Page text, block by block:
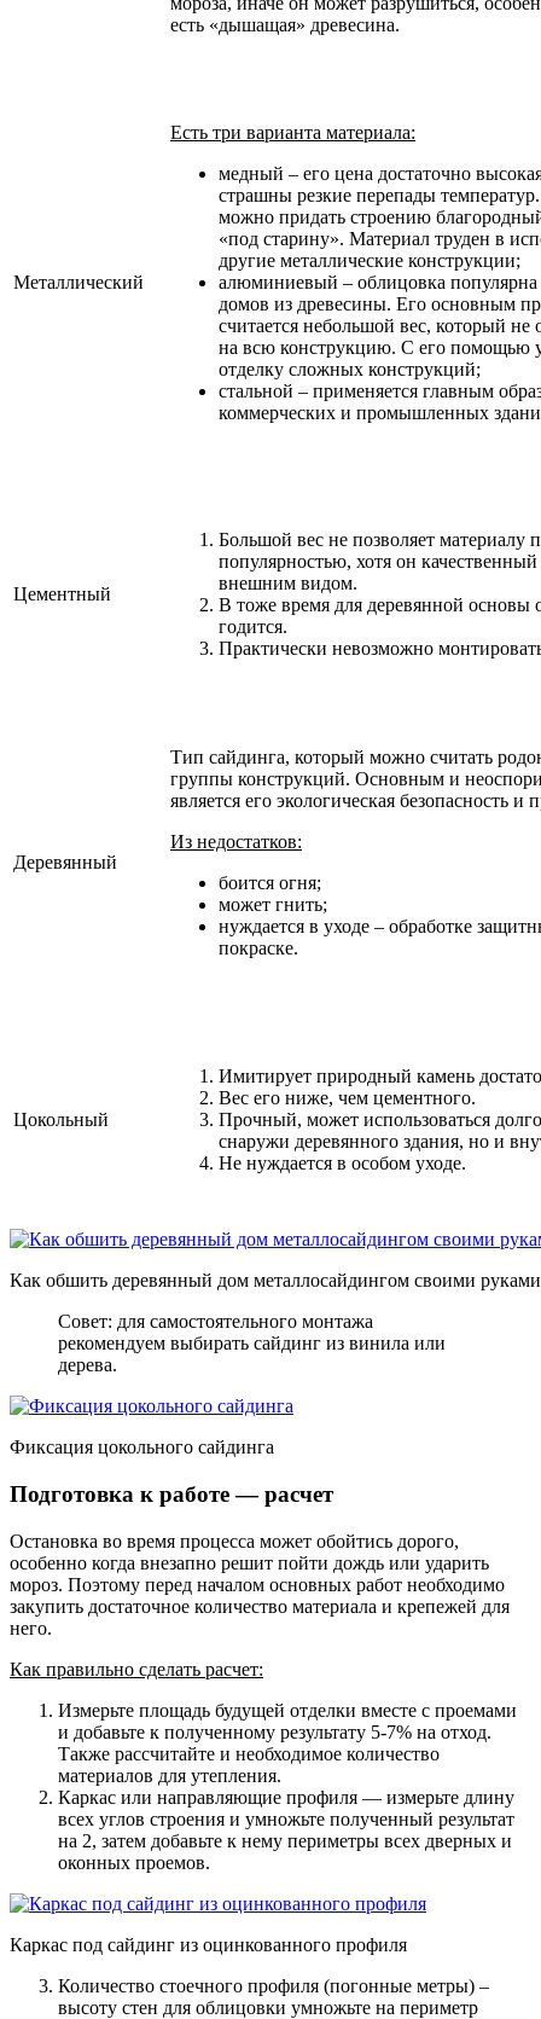
есть «дышащая» древесина.
Металлический
Есть три варианта материала:
медный – его цена достаточно
страшны резкие перепады
можно придать строению
«под старину». Материал труден в
другие металлические конструкции;
алюминиевый – облицовка популярна
домов из древесины. Его основным
считается небольшой вес, который не
на всю конструкцию. С его помощью
отделку сложных конструкций;
стальной – применяется главным
коммерческих и промышленных
Цементный
Большой вес не позволяет материалу
популярностью, хотя он
внешним видом.
В тоже время для деревянной основы
годится.
Практически невозможно
Деревянный
Тип сайдинга, который можно считать
группы конструкций. Основным и
является его экологическая безопасность и
Из недостатков:
боится огня;
может гнить;
нуждается в уходе – обработке
покраске.
Цокольный
Имитирует природный камень
Вес его ниже, чем цементного.
Прочный, может использоваться
снаружи деревянного здания, но и
Не нуждается в особом уходе.
Как обшить деревянный дом металлосайдингом своими руками
Совет: для самостоятельного монтажа
рекомендуем выбирать сайдинг из винила или
дерева.
Фиксация цокольного сайдинга
Подготовка к работе — расчет
Остановка во время процесса может обойтись дорого,
особенно когда внезапно решит пойти дождь или ударить
мороз. Поэтому перед началом основных работ необходимо
закупить достаточное количество материала и крепежей для
него.
Как правильно сделать расчет:
Измерьте площадь будущей отделки вместе с проемами
и добавьте к полученному результату 5-7% на отход.
Также рассчитайте и необходимое количество
материалов для утепления.
Каркас или направляющие профиля — измерьте длину
всех углов строения и умножьте полученный результат
на 2, затем добавьте к нему периметры всех дверных и
оконных проемов.
Каркас под сайдинг из оцинкованного профиля
Количество стоечного профиля (погонные метры) –
высоту стен для облицовки умножьте на периметр